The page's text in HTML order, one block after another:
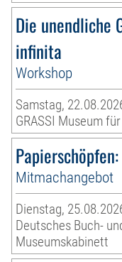
Die unendliche
infinita
Workshop
Samstag,
GRASSI Museum
Mitmachangebot
Dienstag,
Deutsches Buch-
Museumskabinett